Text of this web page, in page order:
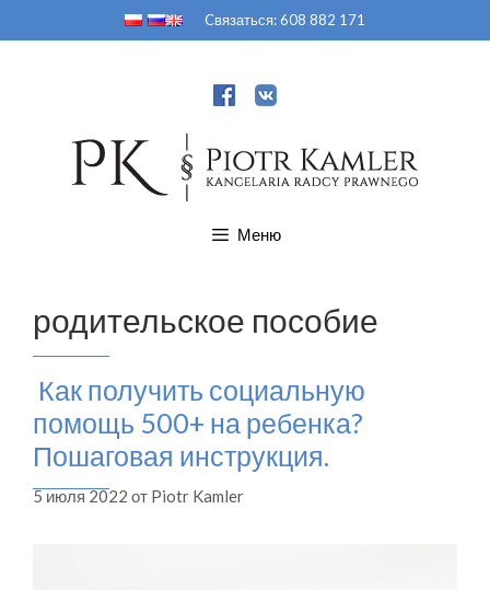
к
Cвязаться:608 882 171
Меню
родительское пособие
Как получить социальную
помощь 500+ на ребенка?
Пошаговая инструкция.
5 июля 2022 от Piotr Kamler